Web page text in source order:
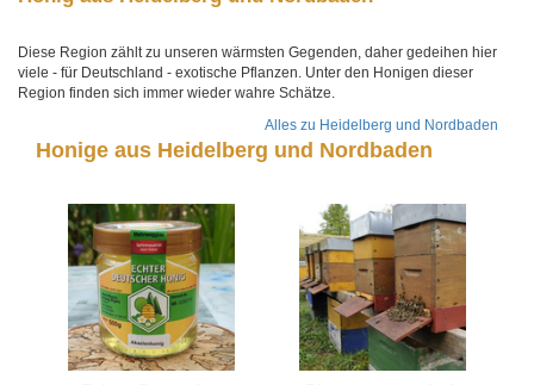
Diese Region zählt zu unseren wärmsten Gegenden, daher gedeihen hier
viele - für Deutschland - exotische Pflanzen. Unter den Honigen dieser
Region finden sich immer wieder wahre Schätze.
Alles zu Heidelberg und Nordbaden
Honige aus Heidelberg und Nordbaden